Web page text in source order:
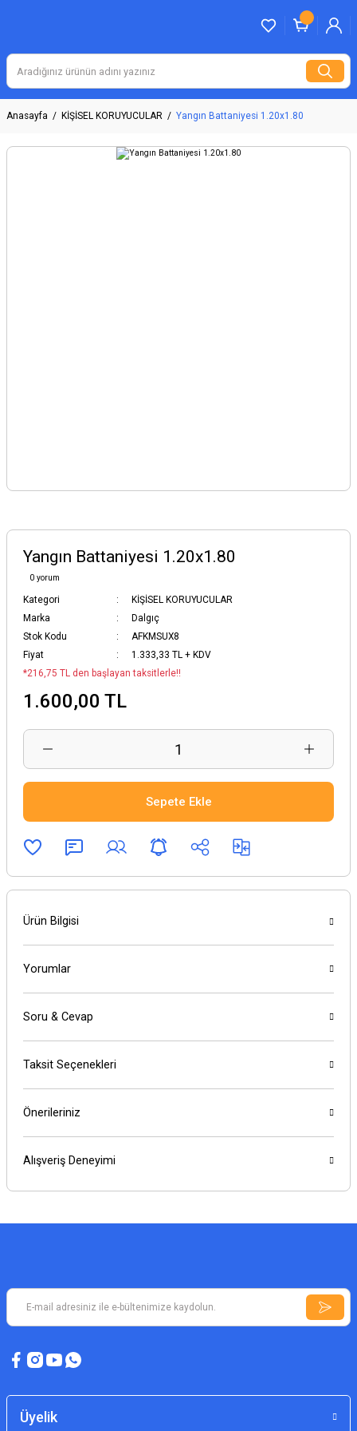
Anasayfa KİŞİSEL KORUYUCULAR Yangın Battaniyesi 1.20x1.80
Yangın Battaniyesi 1.20x1.80
0 yorum
Kategori
KİŞİSEL KORUYUCULAR
Marka
Dalgıç
Stok Kodu
AFKMSUX8
Fiyat
1.333,33 TL + KDV
*216,75 TL den başlayan taksitlerle!!
1.600,00 TL
Sepete Ekle
Ürün Bilgisi
Yorumlar
Soru & Cevap
Taksit Seçenekleri
Önerileriniz
Alışveriş Deneyimi
Üyelik